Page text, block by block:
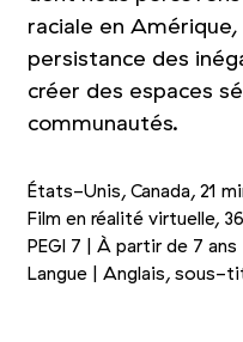
raciale en
persistance des
créer des espaces
communautés.
États-Unis, Canada, 21
Film en réalité virtuelle,
PEGI 7 | À partir de 7 ans
Langue | Anglais, sous-